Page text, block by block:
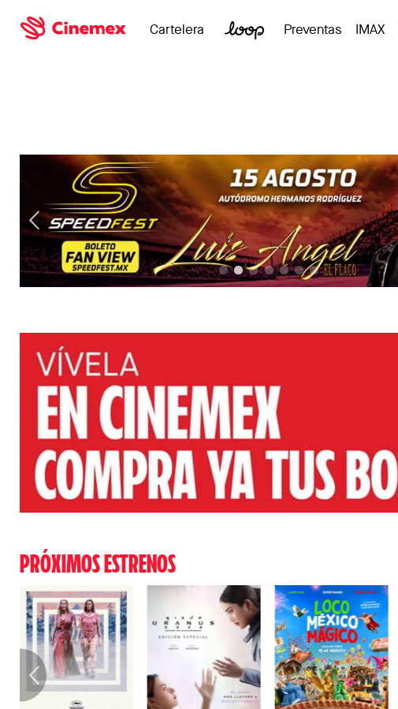
Cartelera Preventas IMAX
PRÓXIMOS ESTRENOS